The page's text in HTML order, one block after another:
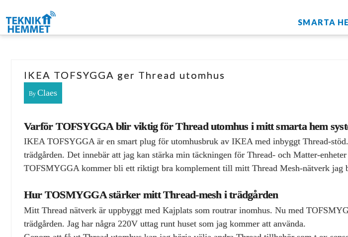
SMARTA
IKEA TOFSYGGA ger Thread utomhus
By Claes
Varför TOFSYGGA blir viktig för Thread utomhus i mitt smarta hem
IKEA TOFSYGGA är en smart plug för utomhusbruk av IKEA med inbyggt
trädgården. Det innebär att jag kan stärka min täckningen för Thread‑ och
TOFSMYGGA kommer bli ett riktigt bra komplement till mitt Thread Mesh-nätverk jag
Hur TOSMYGGA stärker mitt Thread-mesh i trädgården
Mitt Thread nätverk är uppbyggt med Kajplats som routrar inomhus. Nu med
trädgården. Jag har några 220V uttag runt huset som jag kommer att använda.